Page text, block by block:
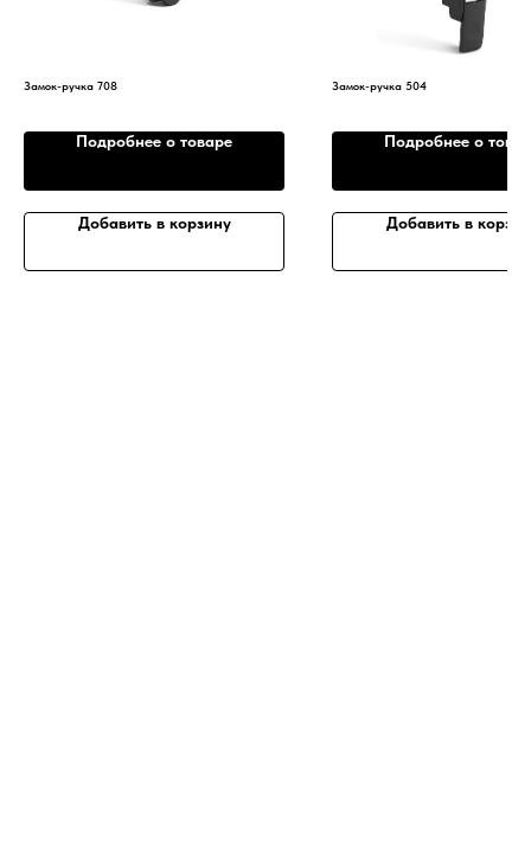
Замок-ручка 708
Подробнее о товаре
Добавить в корзину
Замок-ручка 504
Подробнее о
Добавить в